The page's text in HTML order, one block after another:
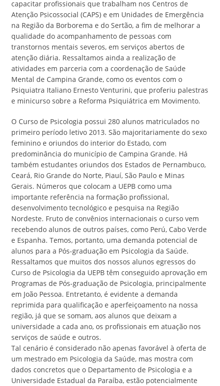
capacitar profissionais que trabalham nos Centros de
Atenção Psicossocial (CAPS) e em Unidades de Emergência
na Região da Borborema e do Sertão, a fim de melhorar a
qualidade do acompanhamento de pessoas com
transtornos mentais severos, em serviços abertos de
atenção diária. Ressaltamos ainda a realização de
atividades em parceria com a coordenação de Saúde
Mental de Campina Grande, como os eventos com o
Psiquiatra Italiano Ernesto Venturini, que proferiu palestras
e minicurso sobre a Reforma Psiquiátrica em Movimento.
O Curso de Psicologia possui 280 alunos matriculados no
primeiro período letivo 2013. São majoritariamente do sexo
feminino e oriundos do interior do Estado, com
predominância do município de Campina Grande. Há
também estudantes oriundos dos Estados de Pernambuco,
Ceará, Rio Grande do Norte, Piauí, São Paulo e Minas
Gerais. Números que colocam a UEPB como uma
importante referência na formação profissional,
desenvolvimento tecnológico e pesquisa na Região
Nordeste. Fruto de convênios internacionais o curso vem
recebendo alunos de outros países, como Perú, Cabo Verde
e Espanha. Temos, portanto, uma demanda potencial de
alunos para a Pós-graduação em Psicologia da Saúde.
Ressaltamos que muitos dos nossos alunos egressos do
Curso de Psicologia da UEPB têm conseguido aprovação em
Programas de Pós-graduação de Psicologia, principalmente
em João Pessoa. Entretanto, é evidente a demanda
reprimida para qualificação e aperfeiçoamento na nossa
região, já que se somam, aos alunos que deixam a
universidade a cada ano, os profissionais em atuação nos
serviços de saúde e outros.
Tal cenário é considerado não apenas favorável à oferta de
um mestrado em Psicologia da Saúde, mas mostra com
dados concretos que o Departamento de Psicologia e a
Universidade Estadual da Paraíba, estão potencialmente